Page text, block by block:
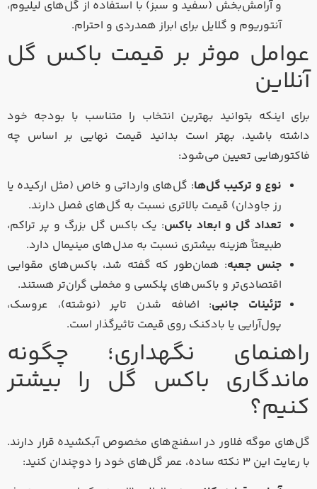
و آرامش‌بخش (سفید و سبز) با استفاده از گل‌های لیلیوم،
آنتوریوم و گلایل برای ابراز همدردی و احترام.
عوامل موثر بر قیمت باکس گل
آنلاین
برای اینکه بتوانید بهترین انتخاب را متناسب با بودجه خود
داشته باشید، بهتر است بدانید قیمت نهایی بر اساس چه
فاکتورهایی تعیین می‌شود:
نوع و ترکیب گل‌ها: گل‌های وارداتی و خاص (مثل ارکیده یا
رز جاودان) قیمت بالاتری نسبت به گل‌های فصل دارند.
تعداد گل و ابعاد باکس: یک باکس گل بزرگ و پر تراکم،
طبیعتاً هزینه بیشتری نسبت به مدل‌های مینیمال دارد.
جنس جعبه: همان‌طور که گفته شد، باکس‌های مقوایی
اقتصادی‌تر و باکس‌های پلکسی و مخملی گران‌تر هستند.
تزئینات جانبی: اضافه شدن تاپر (نوشته)، عروسک،
پول‌آرایی یا بادکنک روی قیمت تاثیرگذار است.
راهنمای نگهداری؛ چگونه
ماندگاری باکس گل را بیشتر
کنیم؟
گل‌های موگه فلاور در اسفنج‌های مخصوص آبکشیده قرار دارند.
با رعایت این ۳ نکته ساده، عمر گل‌های خود را دوچندان کنید: